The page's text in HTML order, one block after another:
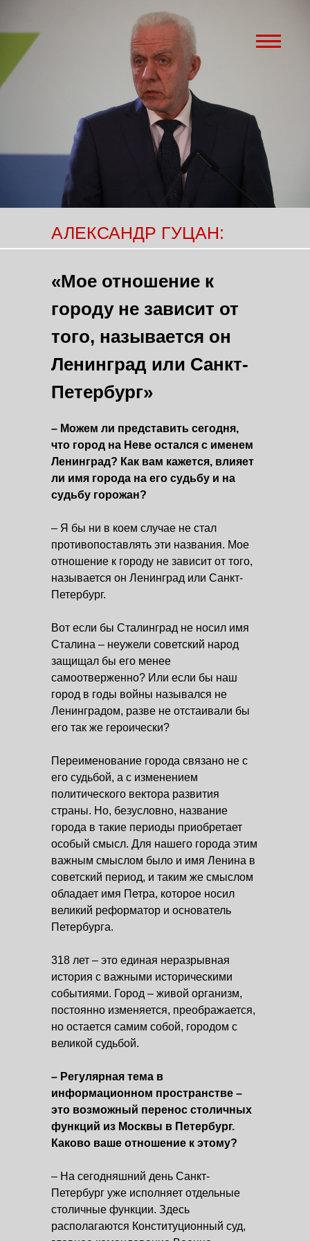
– Можем ли представить сегодня,
что город на Неве остался с именем
Ленинград? Как вам кажется, влияет
ли имя города на его судьбу и на
судьбу горожан?
– Я бы ни в коем случае не стал
противопоставлять эти названия. Мое
отношение к городу не зависит от того,
называется он Ленинград или Санкт-
Петербург.
Вот если бы Сталинград не носил имя
Сталина – неужели советский народ
защищал бы его менее
самоотверженно? Или если бы наш
город в годы войны назывался не
Ленинградом, разве не отстаивали бы
его так же героически?
Переименование города связано не с
его судьбой, а с изменением
политического вектора развития
страны. Но, безусловно, название
города в такие периоды приобретает
особый смысл. Для нашего города этим
важным смыслом было и имя Ленина в
советский период, и таким же смыслом
обладает имя Петра, которое носил
великий реформатор и основатель
Петербурга.
318 лет – это единая неразрывная
история с важными историческими
событиями. Город – живой организм,
постоянно изменяется, преображается,
но остается самим собой, городом с
великой судьбой.
– Регулярная тема в
информационном пространстве –
это возможный перенос столичных
функций из Москвы в Петербург.
Каково ваше отношение к этому?
– На сегодняшний день Санкт-
Петербург уже исполняет отдельные
столичные функции. Здесь
располагаются Конституционный суд,
АЛЕКСАНДР ГУЦАН:
«Мое отношение к
городу не зависит от
того, называется он
Ленинград или Санкт-
Петербург»